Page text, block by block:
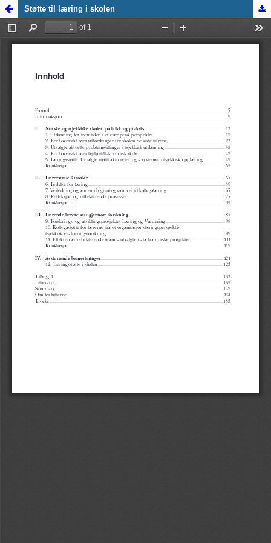
Zpět na
detail
publikace
læring i
Støtte til læring i skolen